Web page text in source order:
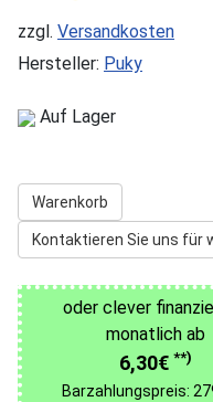
zzgl. Versandkosten
Hersteller: Puky
Auf Lager
Warenkorb
Kontaktieren Sie uns für
oder clever
monatlich ab
6,30€ **)
Barzahlungspreis: